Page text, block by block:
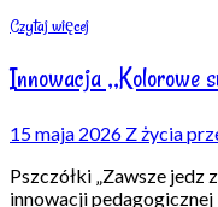
Czytaj więcej
Innowacja ,,Kolorowe
15 maja 2026 Z życia
Pszczółki „Zawsze
innowacji pedagogicznej